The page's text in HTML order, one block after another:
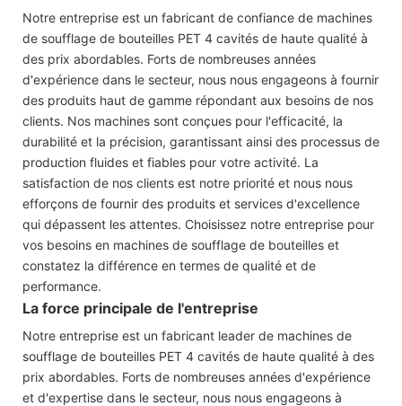
Notre entreprise est un fabricant de confiance de machines
de soufflage de bouteilles PET 4 cavités de haute qualité à
des prix abordables. Forts de nombreuses années
d'expérience dans le secteur, nous nous engageons à fournir
des produits haut de gamme répondant aux besoins de nos
clients. Nos machines sont conçues pour l'efficacité, la
durabilité et la précision, garantissant ainsi des processus de
production fluides et fiables pour votre activité. La
satisfaction de nos clients est notre priorité et nous nous
efforçons de fournir des produits et services d'excellence
qui dépassent les attentes. Choisissez notre entreprise pour
vos besoins en machines de soufflage de bouteilles et
constatez la différence en termes de qualité et de
performance.
La force principale de l'entreprise
Notre entreprise est un fabricant leader de machines de
soufflage de bouteilles PET 4 cavités de haute qualité à des
prix abordables. Forts de nombreuses années d'expérience
et d'expertise dans le secteur, nous nous engageons à